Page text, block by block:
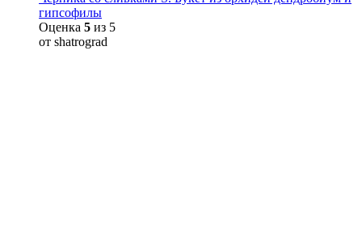
гипсофилы
Оценка 5 из 5
от shatrograd